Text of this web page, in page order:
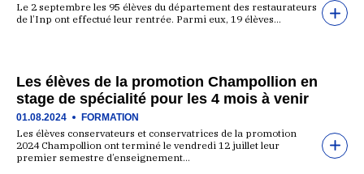
Le 2 septembre les 95 élèves du département des restaurateurs
de l’Inp ont effectué leur rentrée. Parmi eux, 19 élèves…
Les élèves de la promotion Champollion en
stage de spécialité pour les 4 mois à venir
01.08.2024 FORMATION
Les élèves conservateurs et conservatrices de la promotion
2024 Champollion ont terminé le vendredi 12 juillet leur
premier semestre d’enseignement…